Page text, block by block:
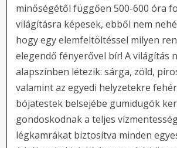
minőségétől függően 500-600 óra
világításra képesek, ebből nem
hogy egy elemfeltöltéssel milyen
elegendő fényerővel bír! A világítás
alapszínben létezik: sárga, zöld,
valamint az egyedi helyzetekre
bójatestek belsejébe gumidugók
gondoskodnak a teljes
légkamrákat biztosítva minden